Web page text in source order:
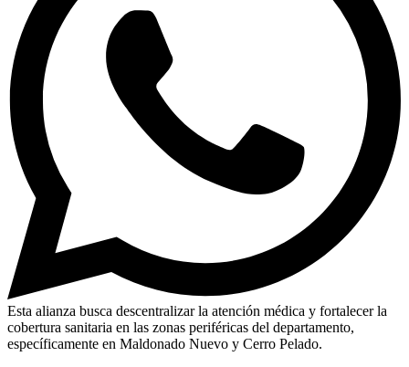
Esta alianza busca descentralizar la atención médica y fortalecer la
cobertura sanitaria en las zonas periféricas del departamento,
específicamente en Maldonado Nuevo y Cerro Pelado.